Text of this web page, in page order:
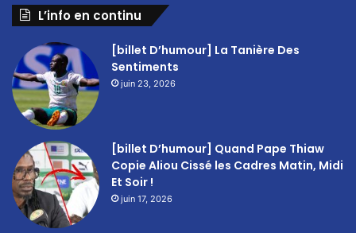
L’info en continu
[billet D’humour] La Tanière Des
Sentiments
juin 23, 2026
[billet D’humour] Quand Pape Thiaw
Copie Aliou Cissé les Cadres Matin, Midi
Et Soir !
juin 17, 2026